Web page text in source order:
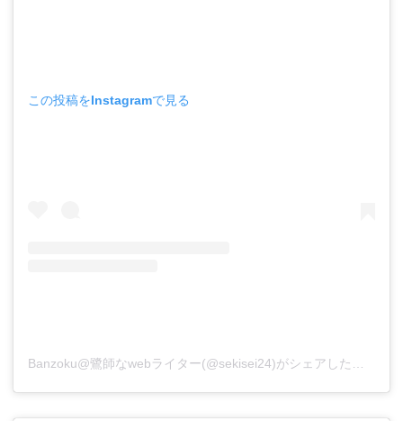
この投稿をInstagramで見る